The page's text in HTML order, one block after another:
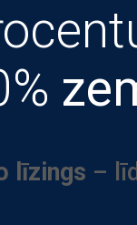
līzings –